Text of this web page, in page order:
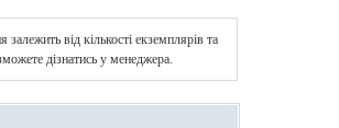
від кількості екземплярів та
дізнатись у менеджера.